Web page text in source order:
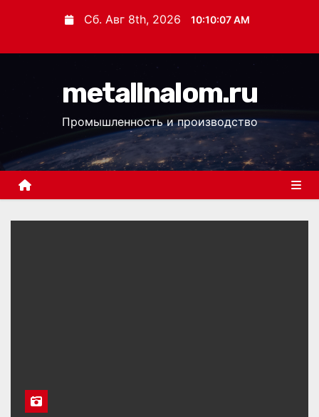
с
Сб. Авг 8th, 2026 10:10:08 AM
metallnalom.ru
Промышленность и производство